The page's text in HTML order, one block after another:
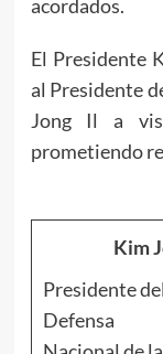
acordados.
El Presidente
al Presidente
Jong Il a
prometiendo
Kim
Presidente
Defensa